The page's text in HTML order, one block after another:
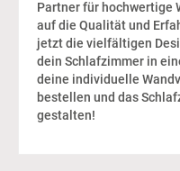
Partner für hochwertige
auf die Qualität und
jetzt die vielfältigen
dein Schlafzimmer in
deine individuelle
bestellen und das
gestalten!